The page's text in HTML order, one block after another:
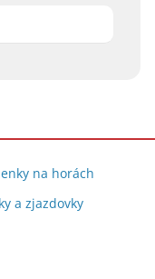
na horách
a zjazdovky